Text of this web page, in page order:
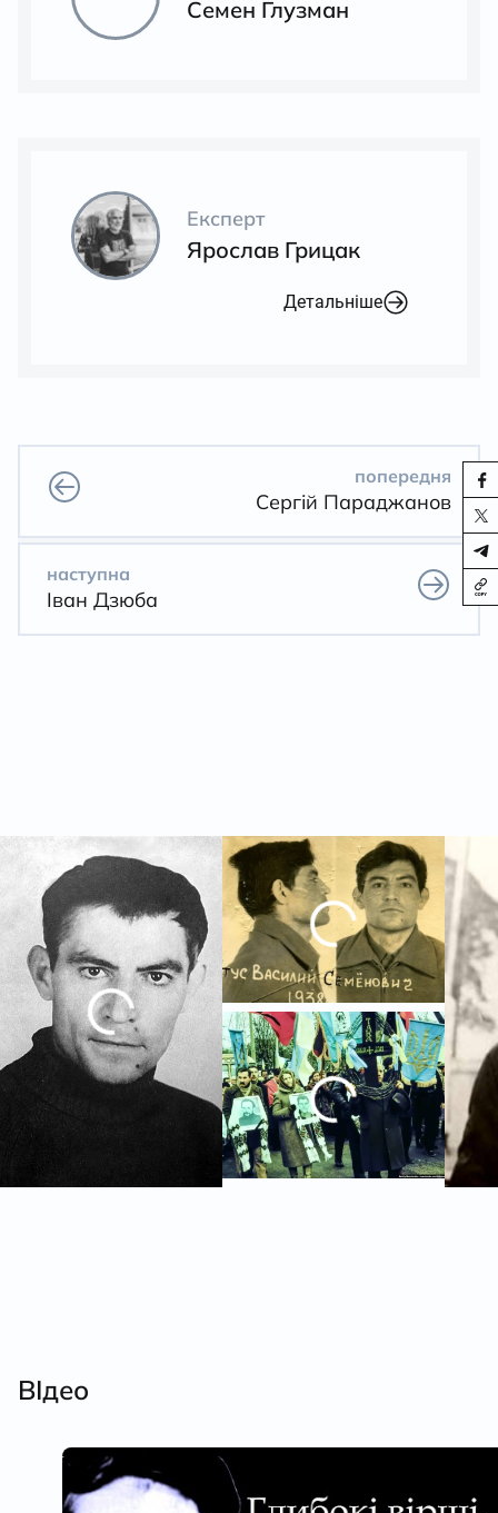
Семен Глузман
Експерт
Ярослав Грицак
Детальніше
попередня
Сергій Параджанов
наступна
Іван Дзюба
ВІдео